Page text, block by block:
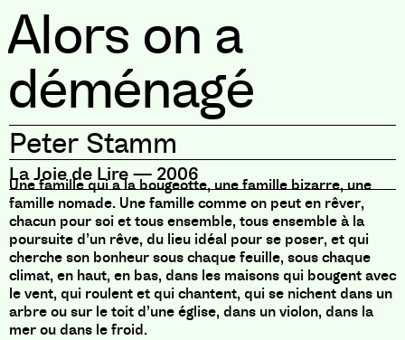
Alors on a
déménagé
Peter Stamm
La Joie de Lire— 2006
Une famille qui a la bougeotte, une famille bizarre, une
famille nomade. Une famille comme on peut en rêver,
chacun pour soi et tous ensemble, tous ensemble à la
poursuite d’un rêve, du lieu idéal pour se poser, et qui
cherche son bonheur sous chaque feuille, sous chaque
climat, en haut, en bas, dans les maisons qui bougent avec
le vent, qui roulent et qui chantent, qui se nichent dans un
arbre ou sur le toit d’une église, dans un violon, dans la
mer ou dans le froid.